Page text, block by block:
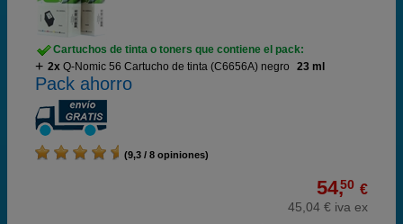
Cartuchos de tinta o toners que contiene el pack:
2x Q-Nomic 56 Cartucho de tinta (C6656A) negro 23 ml
Pack ahorro
(9,3 / 8 opiniones)
54,50 €
45,04 € iva ex